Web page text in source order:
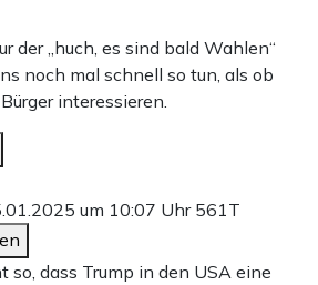
der „huch, es sind bald Wahlen“
noch mal schnell so tun, als ob
interessieren.
um 10:07 Uhr 561T
so, dass Trump in den USA eine